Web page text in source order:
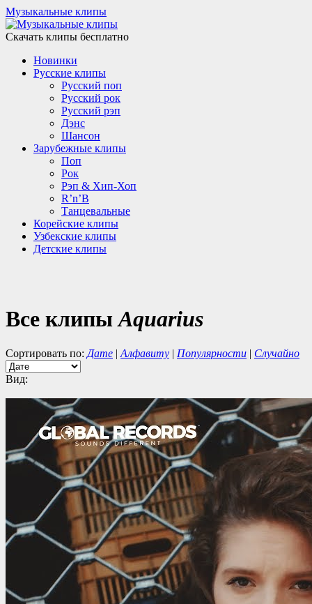
Музыкальные клипы
Скачать клипы бесплатно
Новинки
Русские клипы
Русский поп
Русский рок
Русский рэп
Дэнс
Шансон
Зарубежные клипы
Поп
Рок
Рэп & Хип-Хоп
R’n’B
Танцевальные
Корейские клипы
Узбекские клипы
Детские клипы
Все клипы Aquarius
Сортировать по: Дате | Алфавиту | Популярности | Случайно
Вид: